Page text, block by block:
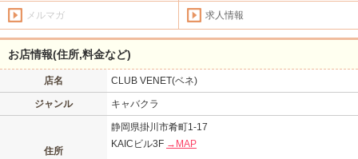
メルマガ 求人情報
お店情報(住所,料金など)
店名 CLUB VENET(ベネ)
ジャンル キャバクラ
住所
静岡県掛川市肴町1-17
KAICビル3F →MAP